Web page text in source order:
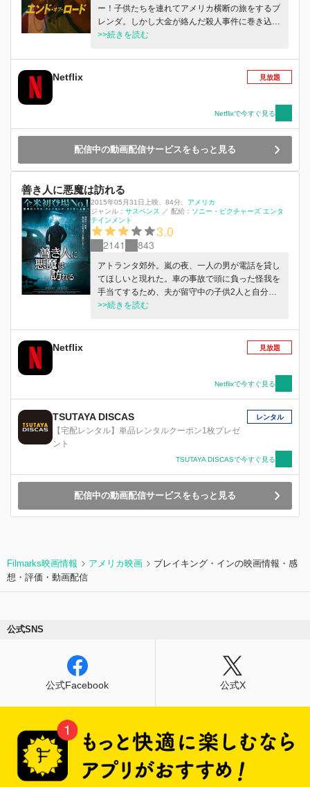
ー！子供たちを連れてアメリカ横断の旅をするブ
レンダ。しかし大金が絡んだ殺人事件に巻き込ま
れ砂漠に取り残されてしまう。
>>続きを読む
Netflix 見放題
Netflixで今すぐ見る
配信中の動画配信サービスをもっと見る
善き人に悪魔は訪れる
2015年05月31日上映 84分
アメリカ
ジャンル： サスペンス ／ 配給： ソニー・ピクチャーズ エンタ
テインメント
3.0
2141 843
アトランタ郊外。嵐の夜、一人の男が電話を貸し
てほしいと現れた。車の事故で頭に負った怪我を
手当てするため、夫が留守中の子供2人と自分だ
けの家に男を招き入れるテリー。その時、男が移
った・・・。男の言動に、徐々に不信感を覚える
テリーだったが、訪ねてきた友人の姿が消えた
>>続きを読む
Netflix 見放題
Netflixで今すぐ見る
TSUTAYA DISCAS
【宅配レンタル】単品レンタルクーポン1枚プレゼ
ント
レンタル
TSUTAYA DISCASで今すぐ見る
配信中の動画配信サービスをもっと見る
Filmarks映画情報 アメリカ映画
ブレイキング・インの映画情報・感
想・評価・動画配信
公式SNS
公式Facebook 公式X